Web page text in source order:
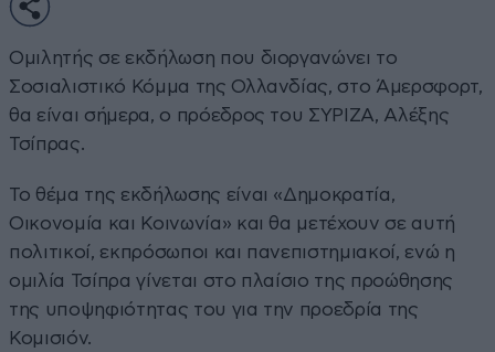
Ομιλητής σε εκδήλωση που διοργανώνει το
Σοσιαλιστικό Κόμμα της Ολλανδίας, στο Άμερσφορτ,
θα είναι σήμερα, ο πρόεδρος του ΣΥΡΙΖΑ, Αλέξης
Τσίπρας.
Το θέμα της εκδήλωσης είναι «Δημοκρατία,
Οικονομία και Κοινωνία» και θα μετέχουν σε αυτή
πολιτικοί, εκπρόσωποι και πανεπιστημιακοί, ενώ η
ομιλία Τσίπρα γίνεται στο πλαίσιο της προώθησης
της υποψηφιότητας του για την προεδρία της
Κομισιόν.